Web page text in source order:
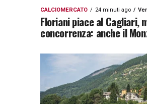
CALCIOMERCATO 24 minuti ago
Floriani piace al Cagliari,
concorrenza: anche il